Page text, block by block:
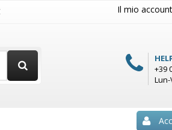
Il mio account
+39
Lun-